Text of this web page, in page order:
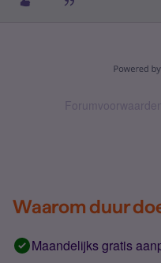
Forumvoorwaarden
Waarom duur
Maandelijks gratis